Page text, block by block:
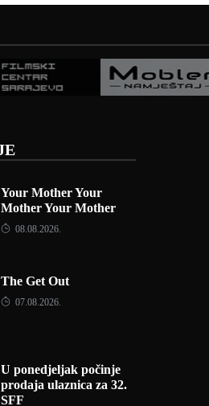
Your Mother Your
Mother Your Mother
08.08.2026.
The Get Out
07.08.2026.
U ponedjeljak počinje
prodaja ulaznica za 32.
SFF